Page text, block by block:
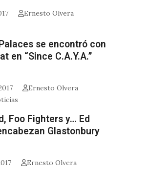
Ernesto Olvera
se encontró con
en “Since C.A.Y.A.”
Ernesto Olvera
Foo Fighters y… Ed
Glastonbury
Ernesto Olvera